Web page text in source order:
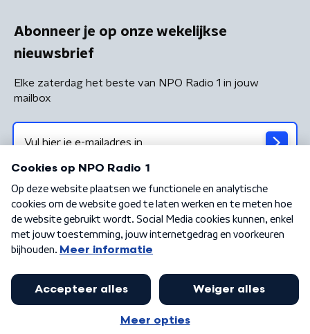
Abonneer je op onze wekelijkse
nieuwsbrief
Elke zaterdag het beste van NPO Radio 1 in jouw
mailbox
Algemene voorwaarden